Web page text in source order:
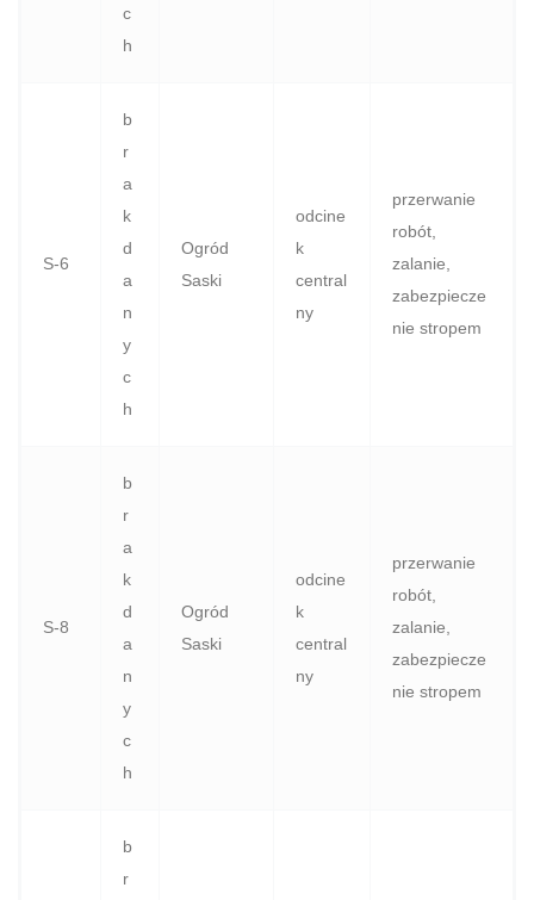
c
h
S‑6
b
r
a
k
d
a
n
y
c
h
Ogród
Saski
odcine
k
central
ny
przerwanie
robót,
zalanie,
zabezpiecze
nie stropem
S‑8
b
r
a
k
d
a
n
y
c
h
Ogród
Saski
odcine
k
central
ny
przerwanie
robót,
zalanie,
zabezpiecze
nie stropem
b
r